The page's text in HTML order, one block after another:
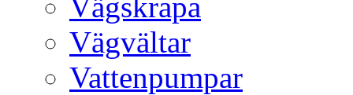
Vägvältar
Vattenpumpar